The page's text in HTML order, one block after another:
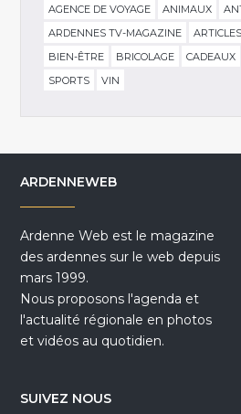
AGENCE DE VOYAGE ANIMAUX
ARDENNES TV-MAGAZINE
BIEN-ÊTRE
BRICOLAGE CADEAUX
SPORTS
VIN
ARDENNEWEB
Ardenne Web est le magazine
des ardennes sur le web depuis
mars 1999.
Nous proposons l'agenda et
l'actualité régionale en photos
et vidéos au quotidien.
SUIVEZ NOUS